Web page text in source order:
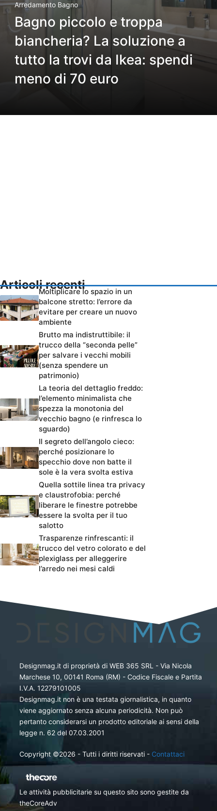
Arredamento Bagno
Bagno piccolo e troppa
biancheria? La soluzione a
tutto la trovi da Ikea: spendi
meno di 70 euro
Articoli recenti
Moltiplicare lo spazio in un
balcone stretto: l’errore da
evitare per creare un nuovo
ambiente
Brutto ma indistruttibile: il
trucco della “seconda pelle”
per salvare i vecchi mobili
(senza spendere un
patrimonio)
La teoria del dettaglio freddo:
l’elemento minimalista che
spezza la monotonia del
vecchio bagno (e rinfresca lo
sguardo)
Il segreto dell’angolo cieco:
perché posizionare lo
specchio dove non batte il
sole è la vera svolta estiva
Quella sottile linea tra privacy
e claustrofobia: perché
liberare le finestre potrebbe
essere la svolta per il tuo
salotto
Trasparenze rinfrescanti: il
trucco del vetro colorato e del
plexiglass per alleggerire
l’arredo nei mesi caldi
Designmag.it di proprietà di WEB 365 SRL - Via Nicola
Marchese 10, 00141 Roma (RM) - Codice Fiscale e Partita
I.V.A. 12279101005
Designmag.it non è una testata giornalistica, in quanto
viene aggiornato senza alcuna periodicità. Non può
pertanto considerarsi un prodotto editoriale ai sensi della
legge n. 62 del 07.03.2001
Copyright ©2026 - Tutti i diritti riservati - Contattaci
Le attività pubblicitarie su questo sito sono gestite da
theCoreAdv